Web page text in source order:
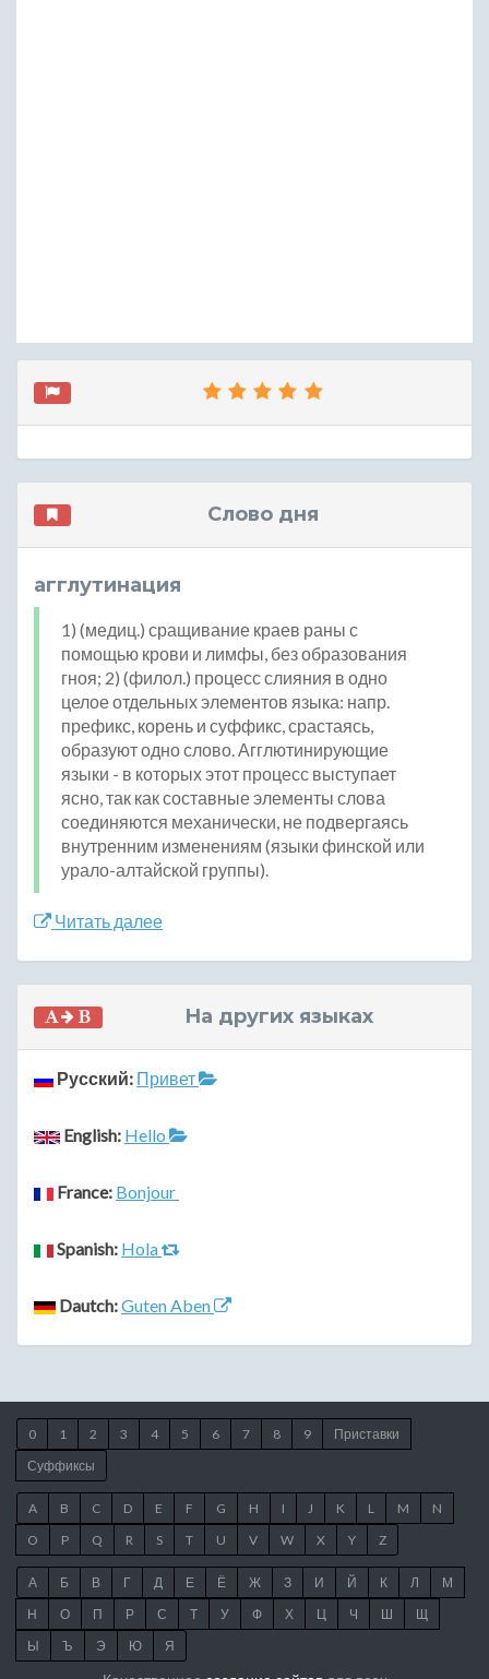
Слово дня
агглутинация
1) (медиц.) сращивание краев раны с
помощью крови и лимфы, без образования
гноя; 2) (филол.) процесс слияния в одно
целое отдельных элементов языка: напр.
префикс, корень и суффикс, срастаясь,
образуют одно слово. Агглютинирующие
языки - в которых этот процесс выступает
ясно, так как составные элементы слова
соединяются механически, не подвергаясь
внутренним изменениям (языки финской или
урало-алтайской группы).
Читать далее
На других языках
Русский: Привет
English: Hello
France: Bonjour
Spanish: Hola
Dautch:Guten Aben
0 1 2 3 4 5 6 7 8 9
Приставки
Суффиксы
A B C D E F G H I J K L M
N
O
P Q R S T U V W X Y Z
А Б В Г Д Е Ё Ж З И Й К Л
М
Н
О П Р С Т У Ф Х Ц Ч Ш
Щ
Ы
Ъ Э Ю Я